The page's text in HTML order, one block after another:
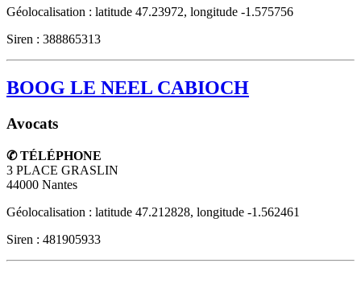
Géolocalisation : latitude 47.23972, longitude -1.575756
Siren : 388865313
BOOG LE NEEL CABIOCH
Avocats
✆ TÉLÉPHONE
3 PLACE GRASLIN
44000 Nantes
Géolocalisation : latitude 47.212828, longitude -1.562461
Siren : 481905933